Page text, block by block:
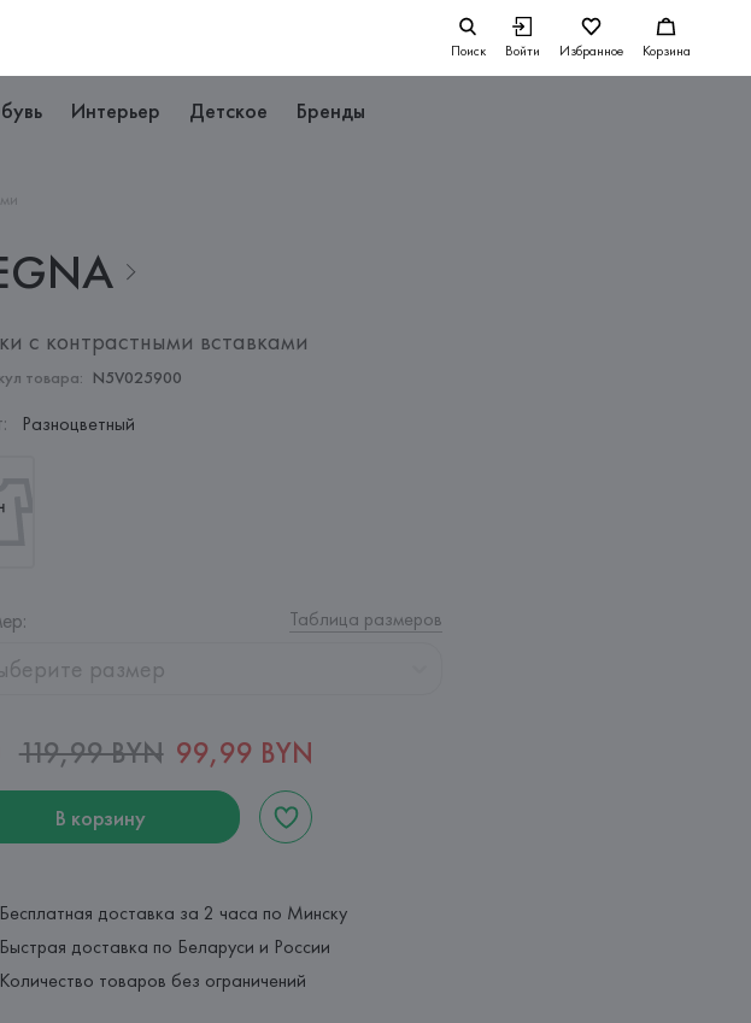
Поиск Войти Избранное Корзина
Интерьер Детское Бренды
с контрастными вставками
товара: N5V025900
: Разноцветный
: Таблица размеров
размер
119,99 BYN 99,99 BYN
В корзину
Бесплатная доставка за 2 часа по Минску
Быстрая доставка по Беларуси и России
Количество товаров без ограничений